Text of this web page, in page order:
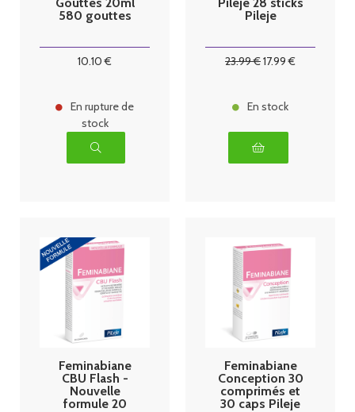
580 gouttes
10.10 €
En rupture de
stock
Pileje
23.99€17.99 €
En stock
Feminabiane
CBU Flash -
Nouvelle
formule 20
Feminabiane
Conception 30
comprimés et
30 caps Pileje